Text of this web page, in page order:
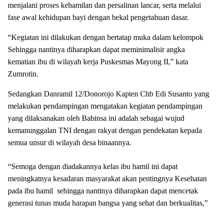
menjalani proses kehamilan dan persalinan lancar, serta melalui
fase awal kehidupan bayi dengan bekal pengetahuan dasar.
“Kegiatan ini dilakukan dengan bertatap muka dalam kelompok
Sehingga nantinya diharapkan dapat meminimalisir angka
kematian ibu di wilayah kerja Puskesmas Mayong II,” kata
Zumrotin.
Sedangkan Danramil 12/Donorojo Kapten Chb Edi Susanto yang
melakukan pendampingan mengatakan kegiatan pendampingan
yang dilaksanakan oleh Babinsa ini adalah sebagai wujud
kemanunggalan TNI dengan rakyat dengan pendekatan kepada
semua unsur di wilayah desa binaannya.
“Semoga dengan diadakannya kelas ibu hamil ini dapat
meningkatnya kesadaran masyarakat akan pentingnya Kesehatan
pada ibu hamil sehingga nantinya diharapkan dapat mencetak
generasi tunas muda harapan bangsa yang sehat dan berkualitas,”